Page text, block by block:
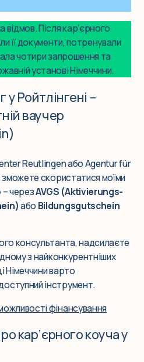
відмов. Після кар’єрного
її документи, потренували
чотири запрошення та
установі Німеччини.
у Ройтлінгені –
ваучер
Reutlingen або Agentur für
скористатися моїми
– черезAVGS (Aktivierungs-
абоBildungsgutschein
консультанта, надсилаєте
з найконкурентніших
Німеччини варто
інструмент.
фінансування
кар’єрного коуча у